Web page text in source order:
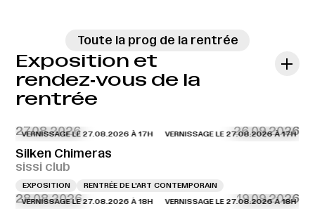
Toute la prog de la rentrée
Exposition et
rendez‑vous de la
rentrée
27.08.2026 26.09.2026
VERNISSAGE LE 27.08.2026 À 17H VERNISSAGE LE 27.08.2026 À 17H
Silken Chimeras
sissi club
EXPOSITION RENTRÉE DE L'ART CONTEMPORAIN
28.08.2026 19.09.2026
VERNISSAGE LE 27.08.2026 À 18H VERNISSAGE LE 27.08.2026 À 18H